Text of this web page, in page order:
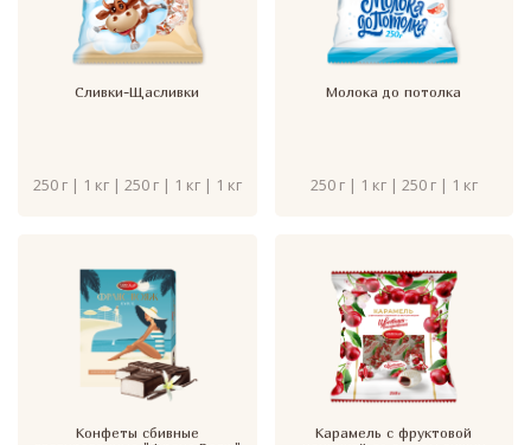
Сливки-Щасливки
250 г | 1 кг | 250 г | 1 кг | 1 кг
Молока до потолка
250 г | 1 кг | 250 г | 1 кг
Конфеты сбивные
Карамель с фруктовой